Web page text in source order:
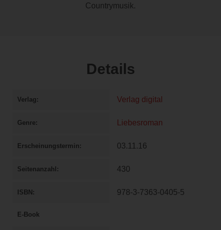
Countrymusik.
Details
Verlag Verlag digital
Genre Liebesroman
Erscheinungstermin 03.11.16
Seitenanzahl 430
ISBN 978-3-7363-0405-5
E-Book